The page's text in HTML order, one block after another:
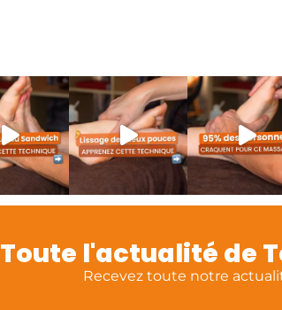
Toute l'actualité de
Recevez toute notre